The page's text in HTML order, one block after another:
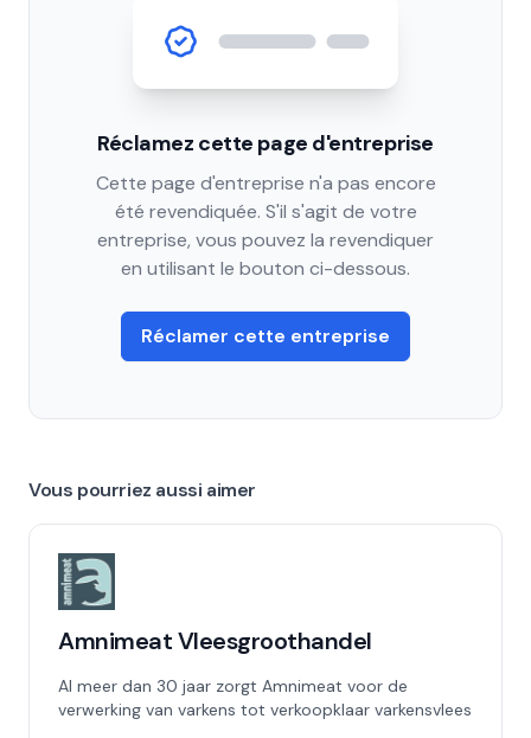
Réclamez cette page d'entreprise
Cette page d'entreprise n'a pas encore
été revendiquée. S'il s'agit de votre
entreprise, vous pouvez la revendiquer
en utilisant le bouton ci-dessous.
Réclamer cette entreprise
Vous pourriez aussi aimer
Amnimeat Vleesgroothandel
Al meer dan 30 jaar zorgt Amnimeat voor de
verwerking van varkens tot verkoopklaar varkensvlees